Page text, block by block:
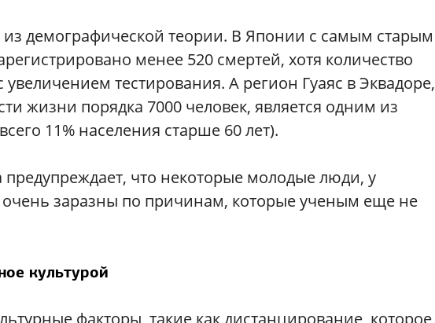
демографической теории. В Японии с самым старым
менее 520 смертей, хотя количество
тестирования. А регион Гуаяс в Эквадоре,
жизни порядка 7000 человек, является одним из
11% населения старше 60 лет).
что некоторые молодые люди, у
очень заразны по причинам, которые ученым еще не
культурой
факторы, такие как дистанцирование, которое